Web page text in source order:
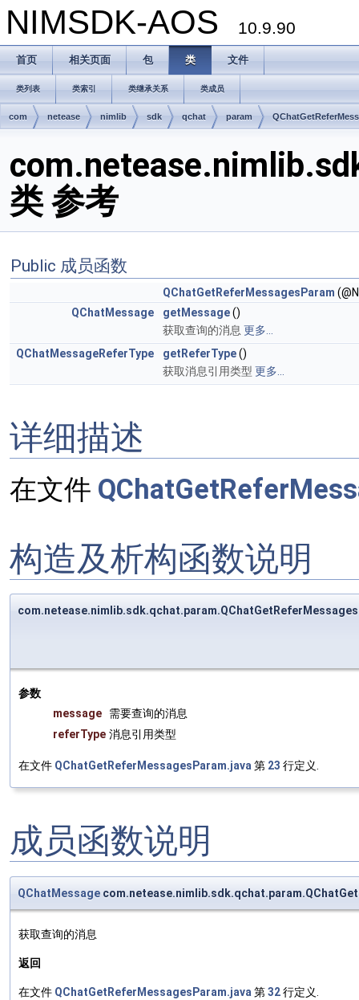
NIMSDK-AOS 10.9.90
首页 相关页面 包 类 文件
类列表 类索引 类继承关系 类成员
com netease nimlib sdk qchat param
类 参考
Public 成员函数
QChatGetReferMessagesParam
QChatMessage
getMessage()
获取查询的消息 更多...
QChatMessageReferType
getReferType()
获取消息引用类型 更多...
详细描述
在文件
构造及析构函数说明
参数
message
需要查询的消息
referType 消息引用类型
在文件 QChatGetReferMessagesParam.java第 23 行定义.
成员函数说明
QChatMessage
获取查询的消息
返回
在文件 QChatGetReferMessagesParam.java 第32行定义.